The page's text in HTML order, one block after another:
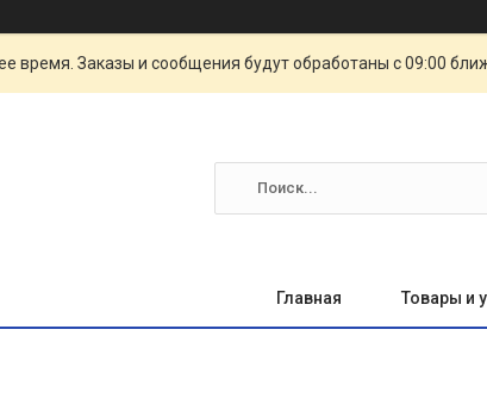
время. Заказы и сообщения будут обработаны с 09:00
Главная Товары и